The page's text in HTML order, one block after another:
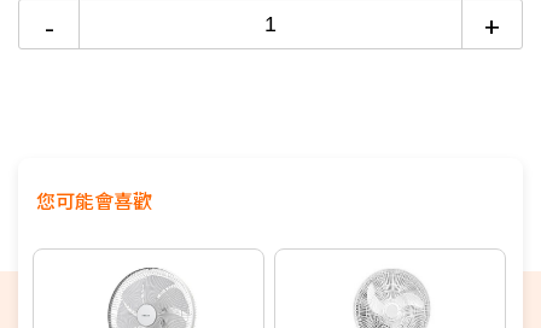
本商品正常為3至7個工作天會以電話或簡訊聯絡後續
配送時間
★為保障雙方，請自行開箱錄影，避免商品毀損、破
★電視如需加購到府安裝服務，請備注在訂單中，收
到訂單後將依不同尺寸另外報價，安裝費用將現場收
- +
您可能會喜歡